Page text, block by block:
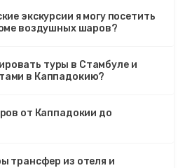
экскурсии я могу посетить
воздушных шаров?
туры в Стамбуле и
в Каппадокию?
от Каппадокии до
трансфер из отеля и